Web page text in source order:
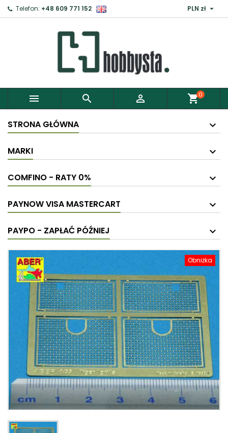
Telefon: +48 609 771 152 PLN zł 
   shopping_cart0
STRONA GŁÓWNA
MARKI
COMFINO - RATY 0%
PAYNOW VISA MASTERCART
PAYPO - ZAPŁAĆ PÓŹNIEJ
Obniżka